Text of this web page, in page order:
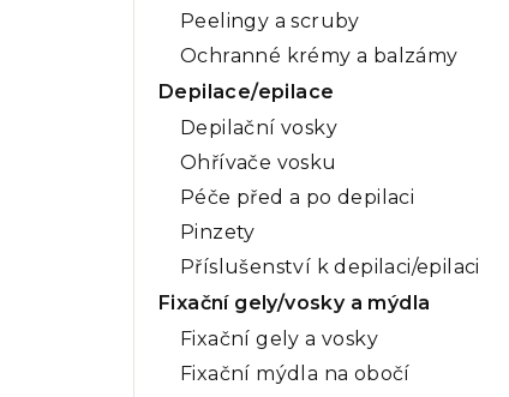
Peelingy a scruby
Ochranné krémy a balzámy
Depilace/epilace
Depilační vosky
Ohřívače vosku
Péče před a po depilaci
Pinzety
Příslušenství k depilaci/epilaci
Fixační gely/vosky a mýdla
Fixační gely a vosky
Fixační mýdla na obočí